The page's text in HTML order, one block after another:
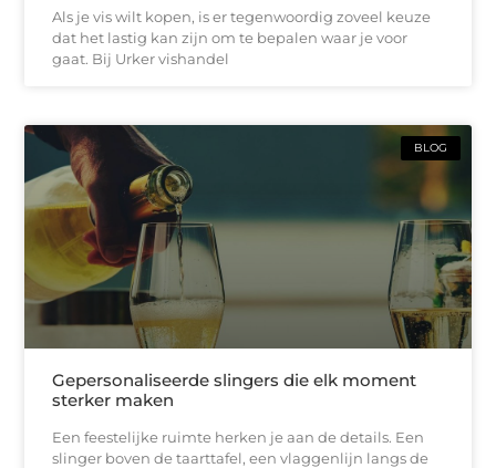
Als je vis wilt kopen, is er tegenwoordig zoveel keuze
dat het lastig kan zijn om te bepalen waar je voor
gaat. Bij Urker vishandel
BLOG
Gepersonaliseerde slingers die elk moment
sterker maken
Een feestelijke ruimte herken je aan de details. Een
slinger boven de taarttafel, een vlaggenlijn langs de